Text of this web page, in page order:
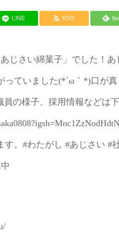
LINE RSS
じさい綿菓子」でした！
ていました(⁠*⁠´⁠ω⁠｀⁠*⁠)口が
の様子、採用情報などは
。#わたがし #あじさい #